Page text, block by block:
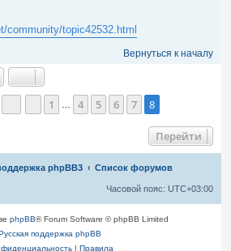
community/topic42532.html
Вернуться к началу
Страница8 из8
Пред.
1 4 5 6 7 8
Перейти
phpBB3 Список форумов
Часовой пояс: UTC+03:00
phpBB® Forum Software © phpBB Limited
поддержка phpBB
| Правила